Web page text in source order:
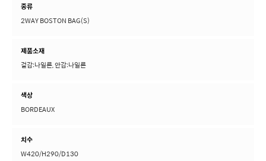
종류
2WAY BOSTON BAG(S)
제품소재
겉감:나일론, 안감:나일론
색상
BORDEAUX
치수
W420/H290/D130